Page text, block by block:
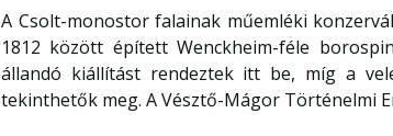
A Csolt-monostor falainak műemléki
1812 között épített Wenckheim-féle
állandó kiállítást rendeztek itt be, míg a
tekinthetők meg. A Vésztő-Mágor Történelmi